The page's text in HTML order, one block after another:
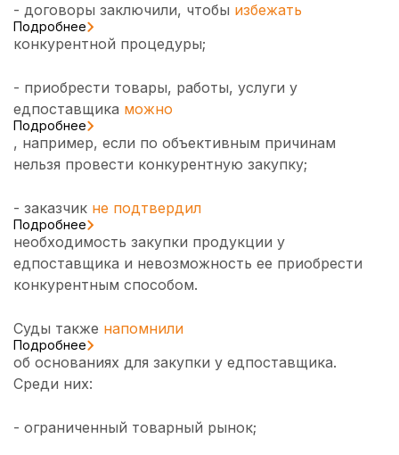
- договоры заключили, чтобы избежать
Подробнее
конкурентной процедуры;
- приобрести товары, работы, услуги у
едпоставщика можно
Подробнее
, например, если по объективным причинам
нельзя провести конкурентную закупку;
- заказчик не подтвердил
Подробнее
необходимость закупки продукции у
едпоставщика и невозможность ее приобрести
конкурентным способом.
Суды также напомнили
Подробнее
об основаниях для закупки у едпоставщика.
Среди них:
- ограниченный товарный рынок;